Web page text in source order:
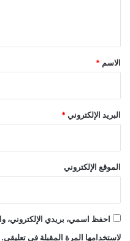
*
الاسم *
البريد الإلكتروني *
الموقع الإلكتروني
احفظ اسمي، بريدي الإلكتروني،
لاستخدامها المرة المقبلة في تعليقي.